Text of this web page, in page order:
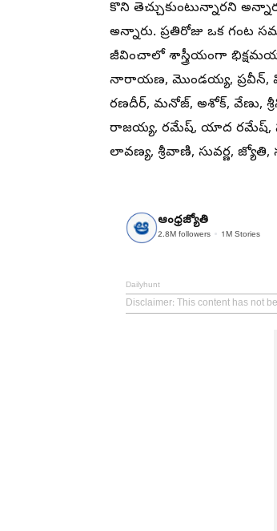
కొని తెచ్చుకుంటున్నారని
అన్నారు. ప్రతిరోజు ఒక
జీవించాలో శాస్త్రీయంగా
నారాయణ, మొండయ్య, ప్రవీన్‌,
రణదీర్‌, మనోజ్‌, అశోక్‌, వేణు,
రాజయ్య, రమేష్‌, యాద రమేష్‌,
లావణ్య, శ్రీవాణి, సువర్ణ, జ్యోతి,
ఆంధ్రజ్యోతి
2.8M followers 1M Stories
Dailyhunt
Disclaimer: This content has not